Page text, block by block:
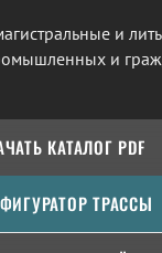
и
и
КАТАЛОГ PDF
ТРАССЫ